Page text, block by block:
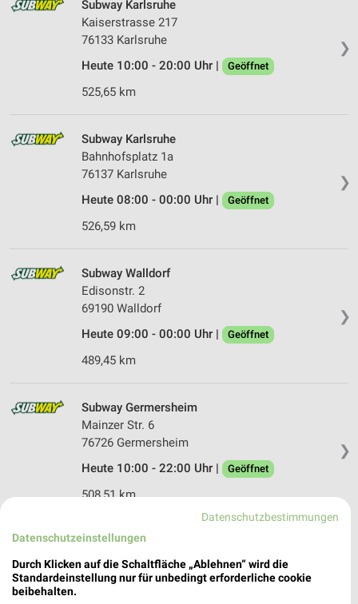
❯
Subway Karlsruhe
Kaiserstrasse 217
76133 Karlsruhe
Heute 10:00 - 20:00 Uhr |
Geöffnet
525,65 km
❯
Subway Karlsruhe
Bahnhofsplatz 1a
76137 Karlsruhe
Heute 08:00 - 00:00 Uhr |
Geöffnet
526,59 km
❯
Subway Walldorf
Edisonstr. 2
69190 Walldorf
Heute 09:00 - 00:00 Uhr |
Geöffnet
489,45 km
❯
Subway Germersheim
Mainzer Str. 6
76726 Germersheim
Heute 10:00 - 22:00 Uhr |
Geöffnet
508,51 km
Subway Woerth am Rhein
Maximilianstr. 1
76744 Woerth am Rhein
Datenschutzbestimmungen
Datenschutzeinstellungen
Durch Klicken auf die Schaltfläche „Ablehnen“ wird die
Standardeinstellung nur für unbedingt erforderliche cookie
beibehalten.